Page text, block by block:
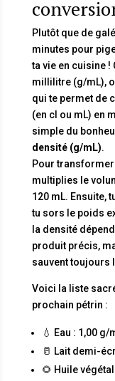
Plutôt que de
minutes pour
ta vie en cuisine !
millilitre (g/mL),
qui te permet de
(en cl ou mL) en
simple du
densité (g/mL).
Pour
multiplies le
120 mL. Ensuite,
tu sors le poids
la densité
produit précis,
sauvent toujours
Voici la liste
prochain pétrin :
💧 Eau : 1,00 g/
🥛 Lait demi-
🌻 Huile